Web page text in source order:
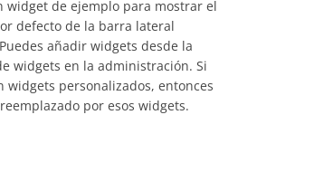
widget de ejemplo para mostrar el
defecto de la barra lateral
añadir widgets desde la
widgets en la administración. Si
widgets personalizados, entonces
por esos widgets.